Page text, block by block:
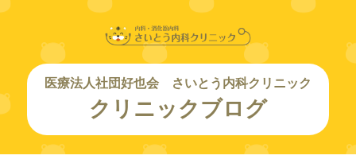
ニッ
医療法人社団好也会 さいとう内科クリニック
クリニックブログ